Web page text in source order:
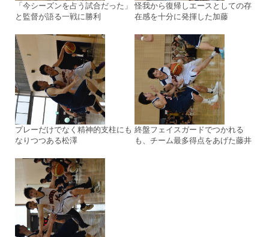
「今シーズンを占う試合だった」
と監督が語る一戦に勝利
怪我から復帰しエースとしての存
在感を十分に発揮した加藤
プレーだけでなく精神的支柱にも
なりつつある松澤
終盤フェイスガードでつかれる
も、チーム最多得点をあげた藤井